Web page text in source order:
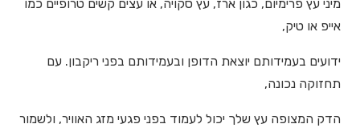
מיני עץ פרימיום, כגון ארז, עץ סקויה, או עצים קשים טרופיים כמו
אייפ או טיק,
ידועים בעמידותם יוצאת הדופן ובעמידותם בפני ריקבון. עם
תחזוקה נכונה,
הדק המצופה עץ שלך יכול לעמוד בפני פגעי מזג האוויר, ולשמור